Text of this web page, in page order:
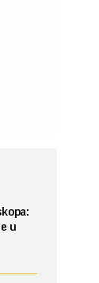
u